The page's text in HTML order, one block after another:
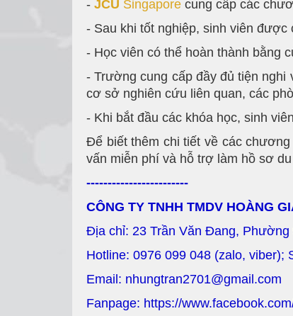
- JCU Singapore cung cấp các
- Sau khi tốt nghiệp, sinh viên
- Học viên có thể hoàn thành bằng
- Trường cung cấp đầy đủ tiện nghi
cơ sở nghiên cứu liên quan, các
- Khi bắt đầu các khóa học, sinh
Để biết thêm chi tiết về các
vấn miễn phí và hỗ trợ làm hồ sơ
------------------------
CÔNG TY TNHH TMDV HOÀNG
Địa chỉ: 23 Trần Văn Đang, Phường
Hotline: 0976 099 048 (zalo, viber);
Email: nhungtran2701@gmail.com
Fanpage: https://